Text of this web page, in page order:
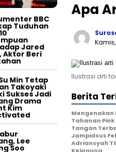
BBC
Tuduhan
Jared
Aktor Beri
Min Tetap
Takoyaki
Sukses Jadi
Drama
Kim
Lee
Soo
Apa
Kamis,
Ilustrasi arti
Berita
Mengenakan
Tahanan
Tangan
Jampidsus
Adriansyah